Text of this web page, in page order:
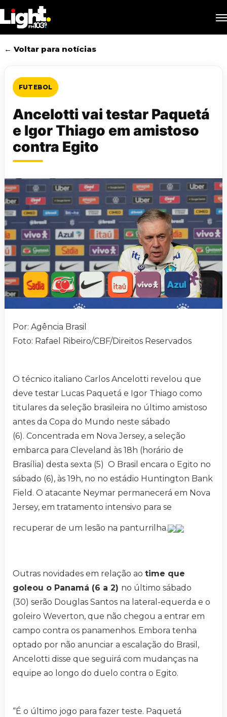
to
main
content
← Voltar para notícias
FUTEBOL
Ancelotti vai testar Paquetá
e Igor Thiago em amistoso
contra Egito
Por: Agência Brasil
Foto: Rafael Ribeiro/CBF/Direitos Reservados
O técnico italiano Carlos Ancelotti revelou que
deve testar Lucas Paquetá e Igor Thiago como
titulares da seleção brasileira no último amistoso
antes da Copa do Mundo neste sábado
(6). Concentrada em Nova Jersey, a seleção
embarca para Cleveland às 18h (horário de
Brasília) desta sexta (5) O Brasil encara o Egito no
sábado (6), às 19h, no no estádio Huntington Bank
Field. O atacante Neymar permanecerá em Nova
Jersey, em tratamento intensivo para se
recuperar de um lesão na panturrilha.
Outras novidades em relação ao time que
goleou o Panamá (6 a 2) no último sábado
(30) serão Douglas Santos na lateral-equerda e o
goleiro Weverton, que não chegou a entrar em
campo contra os panamenhos. Embora tenha
optado por não anunciar a escalação do Brasil,
Ancelotti disse que seguirá com mudanças na
equipe ao longo do duelo contra o Egito.
“É o último jogo para fazer teste. Paquetá